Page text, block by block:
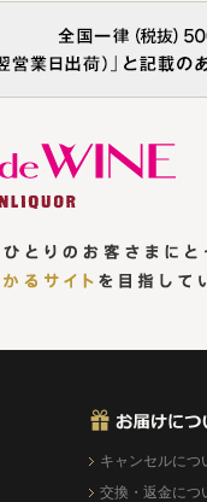
キャンセルにつ
交換・返金につ